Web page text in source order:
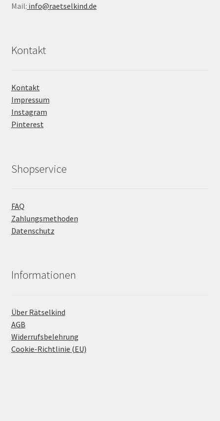
Mail: info@raetselkind.de
Kontakt
Kontakt
Impressum
Instagram
Pinterest
Shopservice
FAQ
Zahlungsmethoden
Datenschutz
Informationen
Über Rätselkind
AGB
Widerrufsbelehrung
Cookie-Richtlinie (EU)